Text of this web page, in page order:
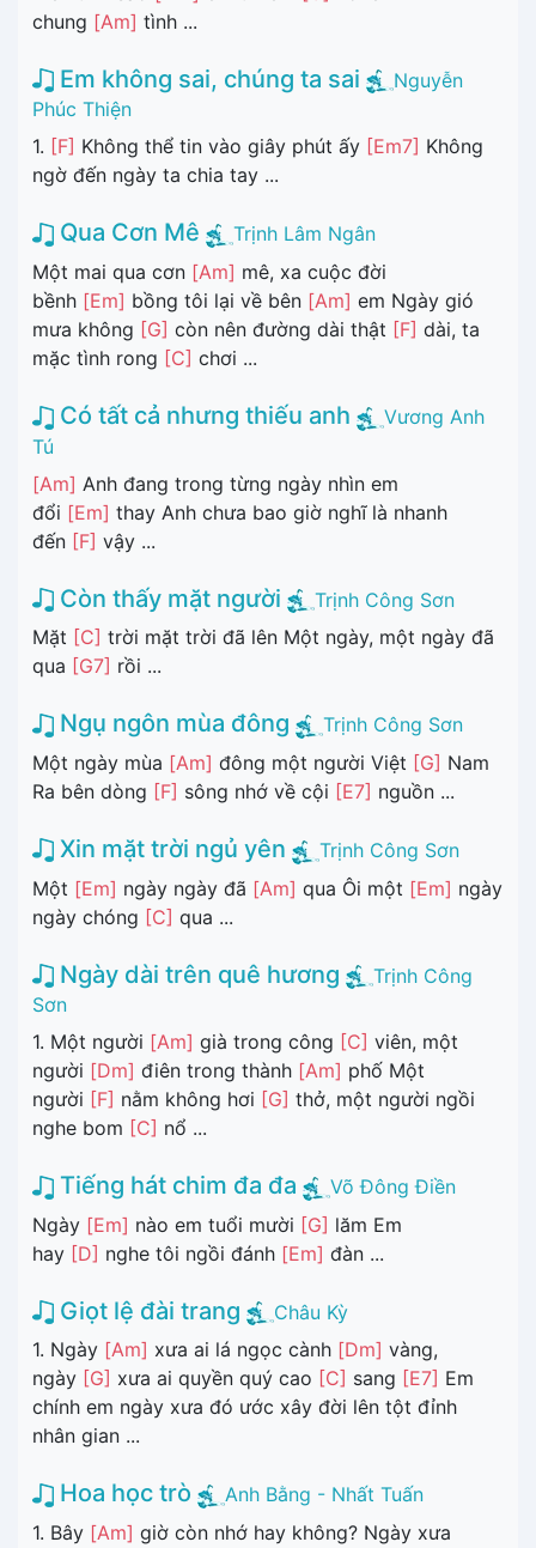
chung [Am] tình ...
Em không sai, chúng ta sai
Nguyễn
Phúc Thiện
1. [F] Không thể tin vào giây phút ấy [Em7] Không
ngờ đến ngày ta chia tay ...
Qua Cơn Mê
Trịnh Lâm Ngân
Một mai qua cơn [Am] mê, xa cuộc đời
bềnh [Em] bồng tôi lại về bên [Am] em Ngày gió
mưa không [G] còn nên đường dài thật [F] dài, ta
mặc tình rong [C] chơi ...
Có tất cả nhưng thiếu anh
Vương Anh
Tú
[Am] Anh đang trong từng ngày nhìn em
đổi [Em] thay Anh chưa bao giờ nghĩ là nhanh
đến [F] vậy ...
Còn thấy mặt người
Trịnh Công Sơn
Mặt [C] trời mặt trời đã lên Một ngày, một ngày đã
qua [G7] rồi ...
Ngụ ngôn mùa đông
Trịnh Công Sơn
Một ngày mùa [Am] đông một người Việt [G] Nam
Ra bên dòng [F] sông nhớ về cội [E7] nguồn ...
Xin mặt trời ngủ yên
Trịnh Công Sơn
Một [Em] ngày ngày đã [Am] qua Ôi một [Em] ngày
ngày chóng [C] qua ...
Ngày dài trên quê hương
Trịnh Công
Sơn
1. Một người [Am] già trong công [C] viên, một
người [Dm] điên trong thành [Am] phố Một
người [F] nằm không hơi [G] thở, một người ngồi
nghe bom [C] nổ ...
Tiếng hát chim đa đa
Võ Đông Điền
Ngày [Em] nào em tuổi mười [G] lăm Em
hay [D] nghe tôi ngồi đánh [Em] đàn ...
Giọt lệ đài trang
Châu Kỳ
1. Ngày [Am] xưa ai lá ngọc cành [Dm] vàng,
ngày [G] xưa ai quyền quý cao [C] sang [E7] Em
chính em ngày xưa đó ước xây đời lên tột đỉnh
nhân gian ...
Hoa học trò
Anh Bằng - Nhất Tuấn
1. Bây [Am] giờ còn nhớ hay không? Ngày xưa